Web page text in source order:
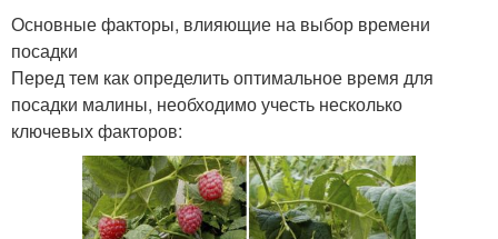
Основные факторы, влияющие на выбор времени
посадки
Перед тем как определить оптимальное время для
посадки малины, необходимо учесть несколько
ключевых факторов: